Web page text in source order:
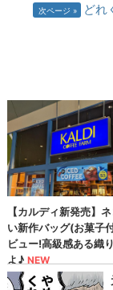
次ページ どれ